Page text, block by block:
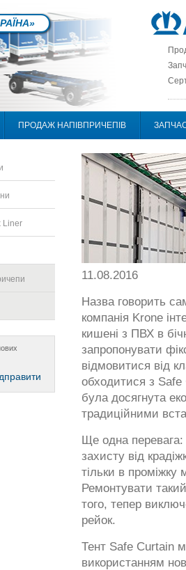
ПРОДАЖ НАПІВПРИЧЕПІВ
Liner
11.08.2016
Назва говорить
компанія Krone
кишені з ПВХ в
запропонувати
відмовитися від
обходитися з Safe
була досягнута
традиційними
Ще одна перевага:
захисту від
тільки в
Ремонтувати
того, тепер
рейок.
Тент Safe Curtain
використанням